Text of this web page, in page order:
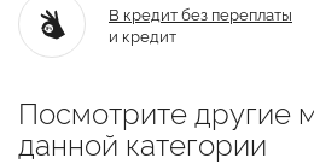
В кредит без переплаты
и кредит
Посмотрите другие
данной категории